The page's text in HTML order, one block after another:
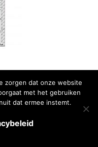
Werdler
zorgen dat onze website
met het gebruiken
dat ermee instemt.